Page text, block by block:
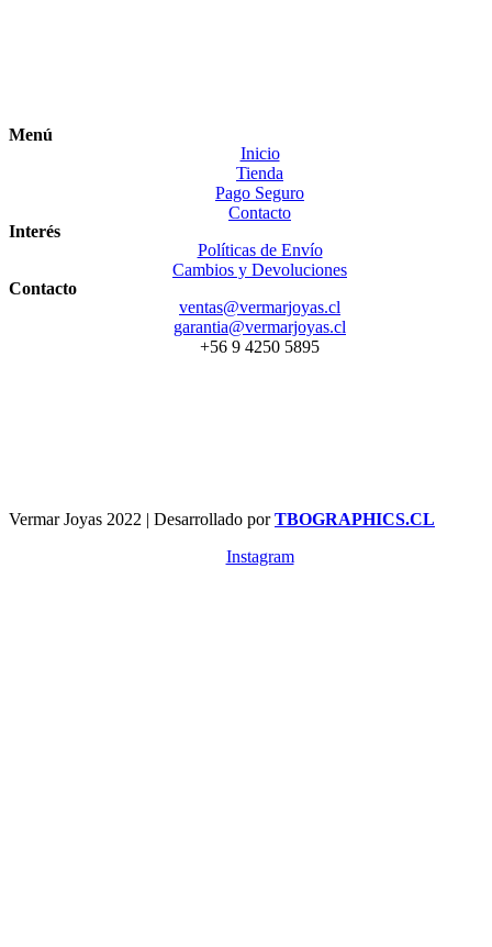
Menú
Inicio
Tienda
Pago Seguro
Contacto
Interés
Políticas de Envío
Cambios y Devoluciones
Contacto
ventas@vermarjoyas.cl
garantia@vermarjoyas.cl
+56 9 4250 5895
Vermar Joyas 2022 | Desarrollado porTBOGRAPHICS.CL
Instagram